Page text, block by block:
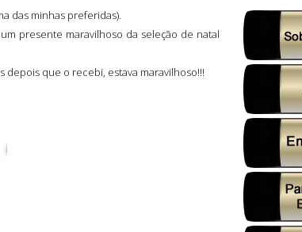
das minhas preferidas).
presente maravilhoso da seleção de natal
depois que o recebi, estava maravilhoso!!!